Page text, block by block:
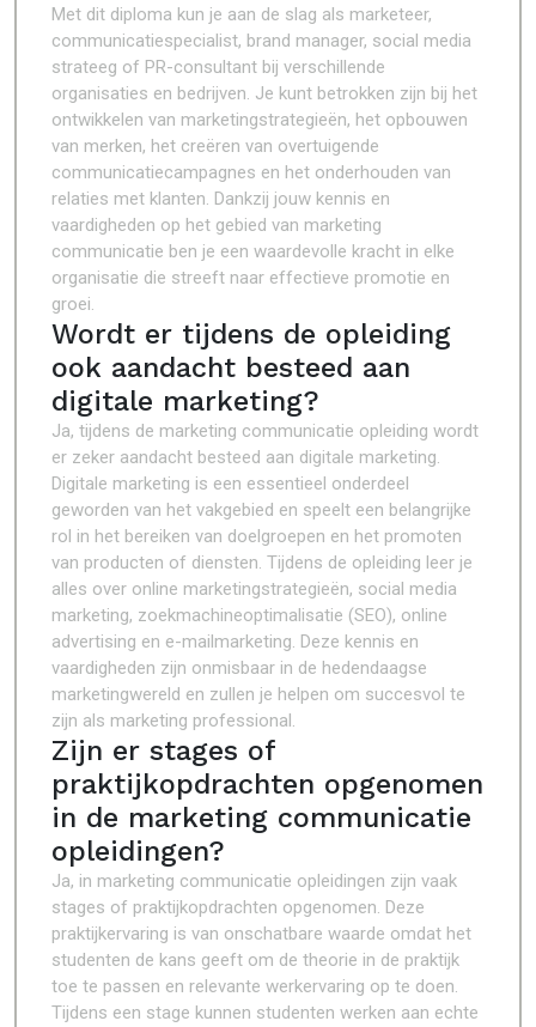
Met dit diploma kun je aan de slag als marketeer,
communicatiespecialist, brand manager, social media
strateeg of PR-consultant bij verschillende
organisaties en bedrijven. Je kunt betrokken zijn bij het
ontwikkelen van marketingstrategieën, het opbouwen
van merken, het creëren van overtuigende
communicatiecampagnes en het onderhouden van
relaties met klanten. Dankzij jouw kennis en
vaardigheden op het gebied van marketing
communicatie ben je een waardevolle kracht in elke
organisatie die streeft naar effectieve promotie en
groei.
Wordt er tijdens de opleiding
ook aandacht besteed aan
digitale marketing?
Ja, tijdens de marketing communicatie opleiding wordt
er zeker aandacht besteed aan digitale marketing.
Digitale marketing is een essentieel onderdeel
geworden van het vakgebied en speelt een belangrijke
rol in het bereiken van doelgroepen en het promoten
van producten of diensten. Tijdens de opleiding leer je
alles over online marketingstrategieën, social media
marketing, zoekmachineoptimalisatie (SEO), online
advertising en e-mailmarketing. Deze kennis en
vaardigheden zijn onmisbaar in de hedendaagse
marketingwereld en zullen je helpen om succesvol te
zijn als marketing professional.
Zijn er stages of
praktijkopdrachten opgenomen
in de marketing communicatie
opleidingen?
Ja, in marketing communicatie opleidingen zijn vaak
stages of praktijkopdrachten opgenomen. Deze
praktijkervaring is van onschatbare waarde omdat het
studenten de kans geeft om de theorie in de praktijk
toe te passen en relevante werkervaring op te doen.
Tijdens een stage kunnen studenten werken aan echte